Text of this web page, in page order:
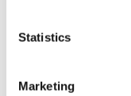
Statistics
Marketing